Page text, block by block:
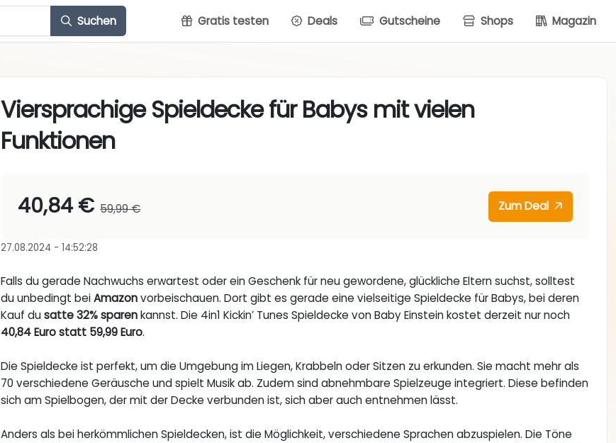
Suchen Gratis testen Deals Gutscheine Shops Magazin
Viersprachige Spieldecke für Babys mit vielen
Funktionen
40,84 € 59,99 € Zum Deal
27.08.2024 - 14:52:28
Falls du gerade Nachwuchs erwartest oder ein Geschenk für neu gewordene, glückliche Eltern suchst, solltest
du unbedingt beiAmazonvorbeischauen. Dort gibt es gerade eine vielseitige Spieldecke für Babys, bei deren
Kauf dusatte 32% sparenkannst. Die 4in1 Kickin’ Tunes Spieldecke von Baby Einstein kostet derzeit nur noch
40,84 Euro statt 59,99 Euro.
Die Spieldecke ist perfekt, um die Umgebung im Liegen, Krabbeln oder Sitzen zu erkunden. Sie macht mehr als
70 verschiedene Geräusche und spielt Musik ab. Zudem sind abnehmbare Spielzeuge integriert. Diese befinden
sich am Spielbogen, der mit der Decke verbunden ist, sich aber auch entnehmen lässt.
Anders als bei herkömmlichen Spieldecken, ist die Möglichkeit, verschiedene Sprachen abzuspielen. Die Töne